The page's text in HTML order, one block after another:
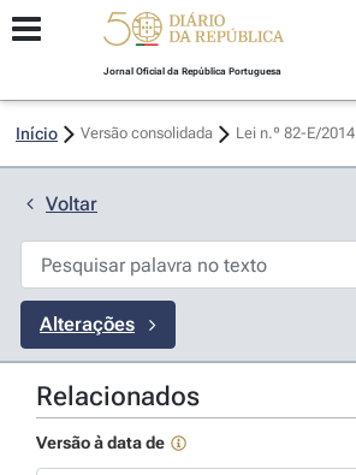
Jornal Oficial da República Portuguesa
Início Versão consolidada Lei n.º 82-E/2014
Voltar
Alterações
Relacionados
Versão à data de